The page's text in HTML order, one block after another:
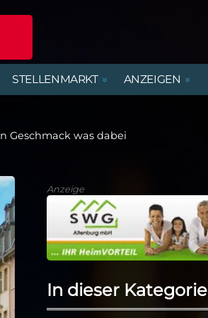
STELLENMARKT ANZEIGEN
Geschmack was dabei
Anzeige
In dieser Kategorie